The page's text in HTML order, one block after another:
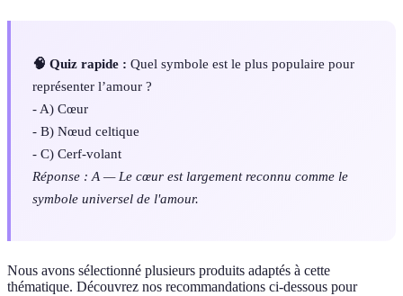
🧠 Quiz rapide : Quel symbole est le plus populaire pour
représenter l’amour ?
- A) Cœur
- B) Nœud celtique
- C) Cerf-volant
Réponse : A — Le cœur est largement reconnu comme le
symbole universel de l'amour.
Nous avons sélectionné plusieurs produits adaptés à cette
thématique. Découvrez nos recommandations ci-dessous pour